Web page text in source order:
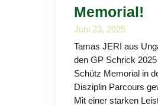
Memorial!
Juni 23, 2025
Tamas JERI aus
den GP Schrick
Schütz Memorial in
Disziplin Parcours
Mit einer starken